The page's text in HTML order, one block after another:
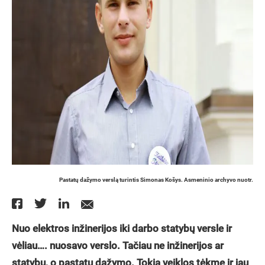
Pastatų dažymo verslą turintis Simonas Košys. Asmeninio archyvo nuotr.
Nuo elektros inžinerijos iki darbo statybų versle ir
vėliau…. nuosavo verslo. Tačiau ne inžinerijos ar
statybų, o pastatų dažymo. Tokia veiklos tėkme ir jau